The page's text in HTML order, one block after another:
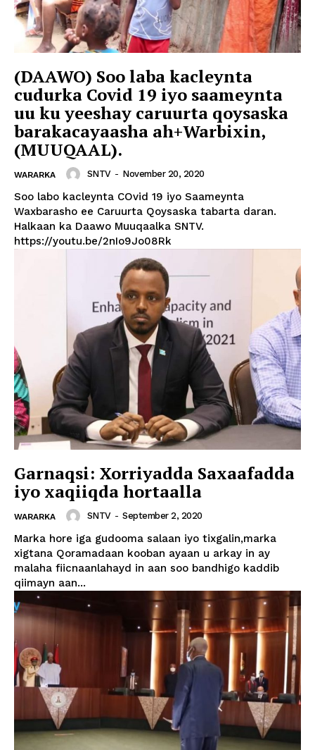
(DAAWO) Soo laba kacleynta
cudurka Covid 19 iyo saameynta
uu ku yeeshay caruurta qoysaska
barakacayaasha ah+Warbixin,
(MUUQAAL).
WARARKA SNTV - November 20, 2020
Soo labo kacleynta COvid 19 iyo Saameynta
Waxbarasho ee Caruurta Qoysaska tabarta daran.
Halkaan ka Daawo Muuqaalka SNTV.
https://youtu.be/2nIo9Jo08Rk
Garnaqsi: Xorriyadda Saxaafadda
iyo xaqiiqda hortaalla
WARARKA SNTV - September 2, 2020
Marka hore iga gudooma salaan iyo tixgalin,marka
xigtana Qoramadaan kooban ayaan u arkay in ay
malaha fiicnaanlahayd in aan soo bandhigo kaddib
qiimayn aan...